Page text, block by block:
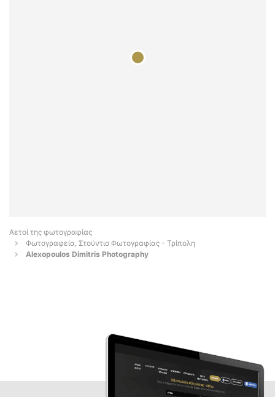
Αετοί της φωτογραφίας
Φωτογραφεία, Στούντιο Φωτογραφίας - Τρίπολη
Alexopoulos Dimitris Photography